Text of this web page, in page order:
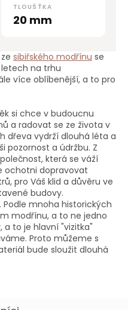
TLOUŠŤKA
20 mm
ze sibiřského modřínu se
na trhu
více oblíbenější, a to pro
si chce v budoucnu
a radovat se ze života v
dřeva vydrží dlouhá léta a
pozornost a údržbu. Z
která se váží
ochotni dopravovat
pro Váš klid a důvěru ve
budovy.
mnoha historických
modřínu, a to ne jedno
a to je hlavní "vizitka"
Proto můžeme s
bude sloužit dlouhá